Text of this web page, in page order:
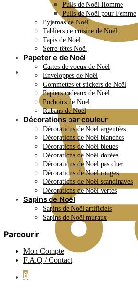
0.00 €
0
Pulls de Noël Homme
Pulls de Noël pour Femme
Pyjamas de Noël
Tabliers de cuisine de Noël
Tapis de Noël
Serre-têtes Noël
Papeterie de Noël
Cartes de voeux de Noël
Enveloppes de Noël
Gommettes et stickers de Noël
Papiers cadeaux de Noël
Pochoirs de Noël
Rubans de Noël
Décorations par couleur
Décorations de Noël argentées
Décorations de Noël blanches
Décorations de Noël bleues
Décorations de Noël dorées
Décorations de Noël pas cher
Décorations de Noël rouges
Décorations de Noël scandinaves
Décorations de Noël vertes
Sapins de Noël
Sapins de Noël artificiels
Sapins de Noël muraux
Parcourir
Mon Compte
F.A.Q / Contact
0.00